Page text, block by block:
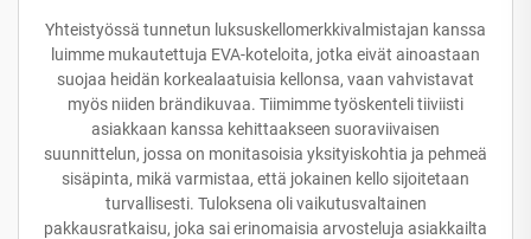
Yhteistyössä tunnetun luksuskellomerkkivalmistajan kanssa
luimme mukautettuja EVA-koteloita, jotka eivät ainoastaan
suojaa heidän korkealaatuisia kellonsa, vaan vahvistavat
myös niiden brändikuvaa. Tiimimme työskenteli tiiviisti
asiakkaan kanssa kehittaakseen suoraviivaisen
suunnittelun, jossa on monitasoisia yksityiskohtia ja pehmeä
sisäpinta, mikä varmistaa, että jokainen kello sijoitetaan
turvallisesti. Tuloksena oli vaikutusvaltainen
pakkausratkaisu, joka sai erinomaisia arvosteluja asiakkailta